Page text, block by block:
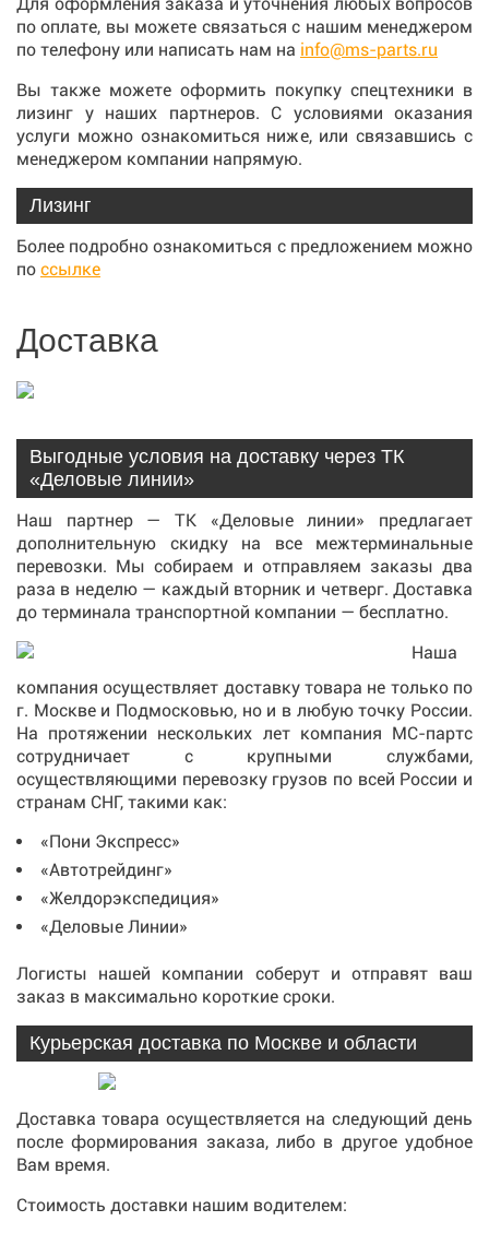
по оплате, вы можете связаться с нашим менеджером
по телефону или написать нам на info@ms-parts.ru
Вы также можете оформить покупку спецтехники в
лизинг у наших партнеров. С условиями оказания
услуги можно ознакомиться ниже, или связавшись с
менеджером компании напрямую.
Лизинг
Более подробно ознакомиться с предложением можно
по ссылке
Доставка
Выгодные условия на доставку через ТК
«Деловые линии»
Наш партнер — ТК «Деловые линии» предлагает
дополнительную скидку на все межтерминальные
перевозки. Мы собираем и отправляем заказы два
раза в неделю — каждый вторник и четверг. Доставка
до терминала транспортной компании — бесплатно.
Наша
компания осуществляет доставку товара не только по
г. Москве и Подмосковью, но и в любую точку России.
На протяжении нескольких лет компания МС-партс
сотрудничает с крупными службами,
осуществляющими перевозку грузов по всей России и
странам СНГ, такими как:
«Пони Экспресс»
«Автотрейдинг»
«Желдорэкспедиция»
«Деловые Линии»
Логисты нашей компании соберут и отправят ваш
заказ в максимально короткие сроки.
Курьерская доставка по Москве и области
Доставка товара осуществляется на следующий день
после формирования заказа, либо в другое удобное
Вам время.
Стоимость доставки нашим водителем: